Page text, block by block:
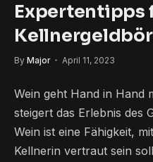
Expertentipps
By Major April 11, 2023
Wein geht Hand in Hand
steigert das Erlebnis des
Wein ist eine Fähigkeit,
Kellnerin vertraut sein